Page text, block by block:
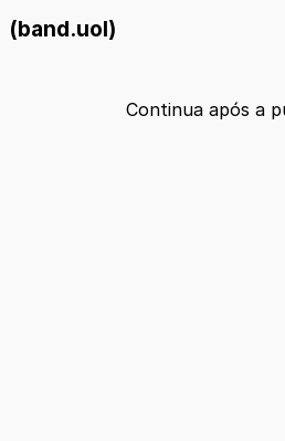
(band.uol)
Continua após a